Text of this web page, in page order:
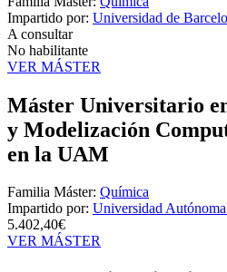
Impartido por: Universidad de
A consultar
No habilitante
VER MÁSTER
Máster Universitario
y Modelización
en la UAM
Familia Máster: Química
Impartido por: Universidad
5.402,40€
VER MÁSTER